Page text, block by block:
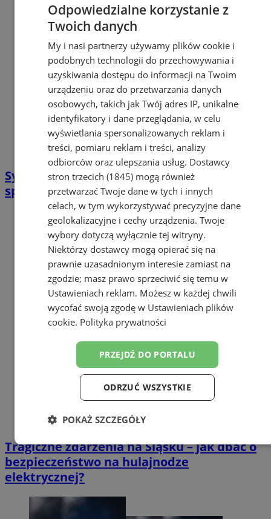
Sylwester w województwie śląskim był
spokojny
Tragiczne zdarzenia na Śląsku – jak dbać o
bezpieczeństwo na hulajnodze
elektrycznej?
Odpowiedzialne korzystanie z
Twoich danych
My i nasi partnerzy używamy plików cookie i
podobnych technologii do przechowywania i
uzyskiwania dostępu do informacji na Twoim
urządzeniu oraz do przetwarzania danych
osobowych, takich jak Twój adres IP, unikalne
identyfikatory i dane przeglądania, w celu
wyświetlania spersonalizowanych reklam i
treści, pomiaru reklam i treści, analizy
odbiorców oraz ulepszania usług. Dostawcy
stron trzecich (1845) mogą również
przetwarzać Twoje dane w tych i innych
celach, w tym wykorzystywać precyzyjne dane
geolokalizacyjne i cechy urządzenia. Twoje
wybory dotyczą wyłącznie tej witryny.
Niektórzy dostawcy mogą opierać się na
prawnie uzasadnionym interesie zamiast na
zgodzie; masz prawo sprzeciwić się temu w
Ustawieniach reklam. Możesz w każdej chwili
wycofać swoją zgodę w Ustawieniach plików
cookie. Polityka prywatności
PRZEJDŹ DO PORTALU
ODRZUĆ WSZYSTKIE
POKAŻ SZCZEGÓŁY
Niezbędne Wydajność Targetowanie